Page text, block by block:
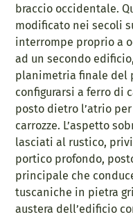
braccio occidentale.
modificato nei secoli
interrompe proprio a
ad un secondo
planimetria finale del
configurarsi a ferro di
posto dietro l’atrio
carrozze. L’aspetto
lasciati al rustico,
portico profondo,
principale che
tuscaniche in pietra
austera dell’edificio